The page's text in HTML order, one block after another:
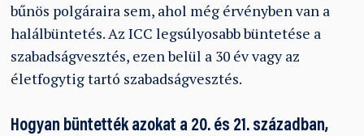
bűnös polgáraira sem, ahol még érvényben van a
halálbüntetés. Az ICC legsúlyosabb büntetése a
szabadságvesztés, ezen belül a 30 év vagy az
életfogytig tartó szabadságvesztés.
Hogyan büntették azokat a 20. és 21. században,